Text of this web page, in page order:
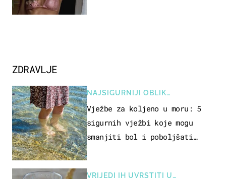
ZDRAVLJE
NAJSIGURNIJI OBLIK
REKREACIJE
Vježbe za koljeno u moru: 5
sigurnih vježbi koje mogu
smanjiti bol i poboljšati
VRIJEDI IH UVRSTITI U